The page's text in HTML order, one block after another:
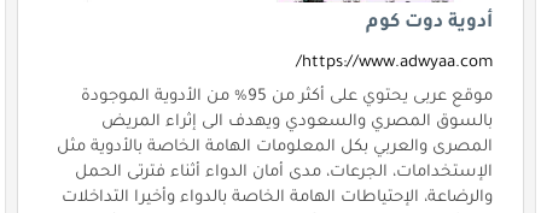
أدوية دوت كوم
https://www.adwyaa.com/
موقع عربى يحتوي على أكثر من 95% من الأدوية الموجودة
بالسوق المصري والسعودي ويهدف الى إثراء المريض
المصرى والعربي بكل المعلومات الهامة الخاصة بالأدوية مثل
الإستخدامات، الجرعات، مدى أمان الدواء أثناء فترتى الحمل
والرضاعة، الإحتياطات الهامة الخاصة بالدواء وأخيرا التداخلات